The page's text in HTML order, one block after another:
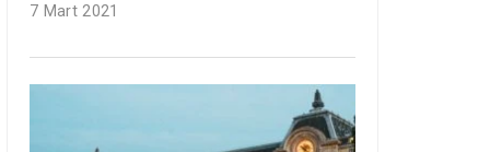
7 Mart 2021